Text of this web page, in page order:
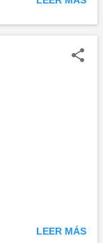
, y en
LEER MÁS